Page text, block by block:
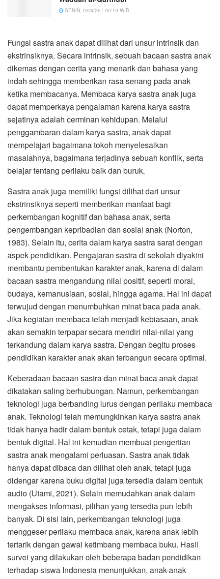
SENIN, 03/8/26 | 05:10 WIB
Fungsi sastra anak dapat dilihat dari unsur intrinsik dan
ekstrinsiknya. Secara intrinsik, sebuah bacaan sastra anak
dikemas dengan cerita yang menarik dan bahasa yang
indah sehingga memberikan rasa senang pada anak
ketika membacanya. Membaca karya sastra anak juga
dapat memperkaya pengalaman karena karya sastra
sejatinya adalah cerminan kehidupan. Melalui
penggambaran dalam karya sastra, anak dapat
mempelajari bagaimana tokoh menyelesaikan
masalahnya, bagaimana terjadinya sebuah konflik, serta
belajar tentang perilaku baik dan buruk,
Sastra anak juga memiliki fungsi dilihat dari unsur
ekstrinsiknya seperti memberikan manfaat bagi
perkembangan kognitif dan bahasa anak, serta
pengembangan kepribadian dan sosial anak (Norton,
1983). Selain itu, cerita dalam karya sastra sarat dengan
aspek pendidikan. Pengajaran sastra di sekolah diyakini
membantu pembentukan karakter anak, karena di dalam
bacaan sastra mengandung nilai positif, seperti moral,
budaya, kemanusiaan, sosial, hingga agama. Hal ini dapat
terwujud dengan menumbuhkan minat baca pada anak.
Jika kegiatan membaca telah menjadi kebiasaan, anak
akan semakin terpapar secara mendiri nilai-nilai yang
terkandung dalam karya sastra. Dengan begitu proses
pendidikan karakter anak akan terbangun secara optimal.
Keberadaan bacaan sastra dan minat baca anak dapat
dikatakan saling berhubungan. Namun, perkembangan
teknologi juga berbanding lurus dengan perilaku membaca
anak. Teknologi telah memungkinkan karya sastra anak
tidak hanya hadir dalam bentuk cetak, tetapi juga dalam
bentuk digital. Hal ini kemudian membuat pengertian
sastra anak mengalami perluasan. Sastra anak tidak
hanya dapat dibaca dan dilihat oleh anak, tetapi juga
didengar karena buku digital juga tersedia dalam bentuk
audio (Utami, 2021). Selain memudahkan anak dalam
mengakses informasi, pilihan yang tersedia pun lebih
banyak. Di sisi lain, perkembangan teknologi juga
menggeser perilaku membaca anak, karena anak lebih
tertarik dengan gawai ketimbang membaca buku. Hasil
survei yang dilakukan oleh beberapa badan pendidikan
terhadap siswa Indonesia menunjukkan, anak-anak